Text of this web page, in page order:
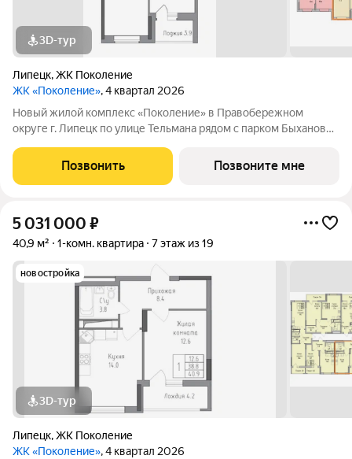
3D-тур
Липецк,ЖК Поколение
ЖК «Поколение», 4 квартал 2026
Новый жилой комплекс «Поколение» в Правобережном
округе г. Липецк по улице Тельмана рядом с парком Быханов
квартиры, семейные просторные 4
Позвонить Позвоните мне
5 031 000 ₽
40,9 м² 1-комн. квартира 7 этаж из 19
новостройка
3D-тур
Липецк,ЖК Поколение
ЖК «Поколение», 4 квартал 2026